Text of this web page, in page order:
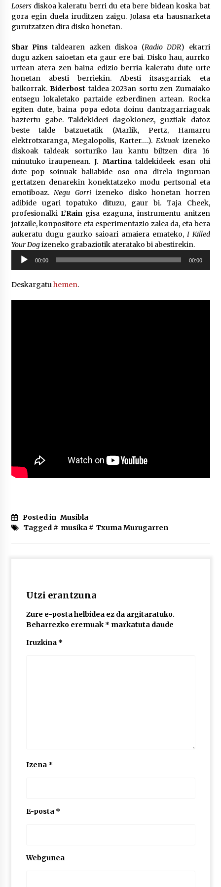
2026/07/03
MUSIBLA #297: Bide, Boards Of Canada, Somak,
2026/07/02
Losersdiskoa kaleratu berri du eta bere bidean koska bat
gora egin duela iruditzen zaigu. Jolasa eta hausnarketa
gurutzatzen dira disko honetan.
Shar Pins taldearen azken diskoa (Radio DDR) ekarri
dugu azken saioetan eta gaur ere bai. Disko hau, aurrko
urtean atera zen baina edizio berria kaleratu dute urte
honetan abesti berriekin. Abesti itsasgarriak eta
baikorrak. Biderbost taldea 2023an sortu zen Zumaiako
entsegu lokaletako partaide ezberdinen artean. Rocka
egiten dute, baina popa edota doinu dantzagarriagoak
baztertu gabe. Taldekideei dagokionez, guztiak datoz
beste talde batzuetatik (Marlik, Pertz, Hamarru
elektrotxaranga, Megalopolis, Karter….). Eskuakizeneko
diskoak taldeak sorturiko lau kantu biltzen dira 16
minutuko iraupenean. J. Martinataldekideek esan ohi
dute pop soinuak baliabide oso ona direla inguruan
gertatzen denarekin konektatzeko modu pertsonal eta
emotiboaz. Negu Gorriizeneko disko honetan horren
adibide ugari topatuko dituzu, gaur bi. Taja Cheek,
profesionalki L’Raingisa ezaguna, instrumentu anitzen
jotzaile, konpositore eta esperimentazio zalea da, eta bera
aukeratu dugu gaurko saioari amaiera emateko, I Killed
Your Dogizeneko grabaziotik ateratako bi abestirekin.
Soinu
erreproduzigailua
00:00 00:00
Deskargatuhemen.
Posted in Musibla
Tagged # musika# Txuma Murugarren
Utzi erantzuna
Zure e-posta helbidea ez da argitaratuko.
Beharrezko eremuak * markatuta daude
Iruzkina *
Izena *
E-posta *
Webgunea